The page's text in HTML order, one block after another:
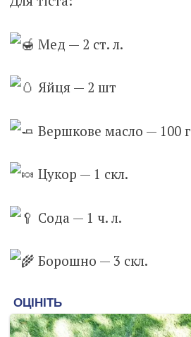
Мед — 2 ст. л.
Яйця — 2 шт
Вершкове масло — 100 г
Цукор — 1 скл.
Сода — 1 ч. л.
Борошно — 3 скл.